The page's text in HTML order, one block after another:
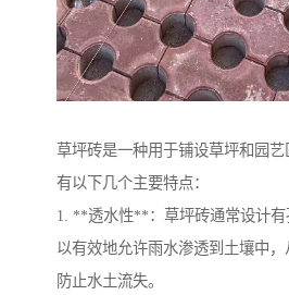
草坪砖是一种用于铺设草坪和园
有以下几个主要特点：
1. **透水性**：草坪砖通常设计有
以有效地允许雨水渗透到土壤中，
防止水土流失。